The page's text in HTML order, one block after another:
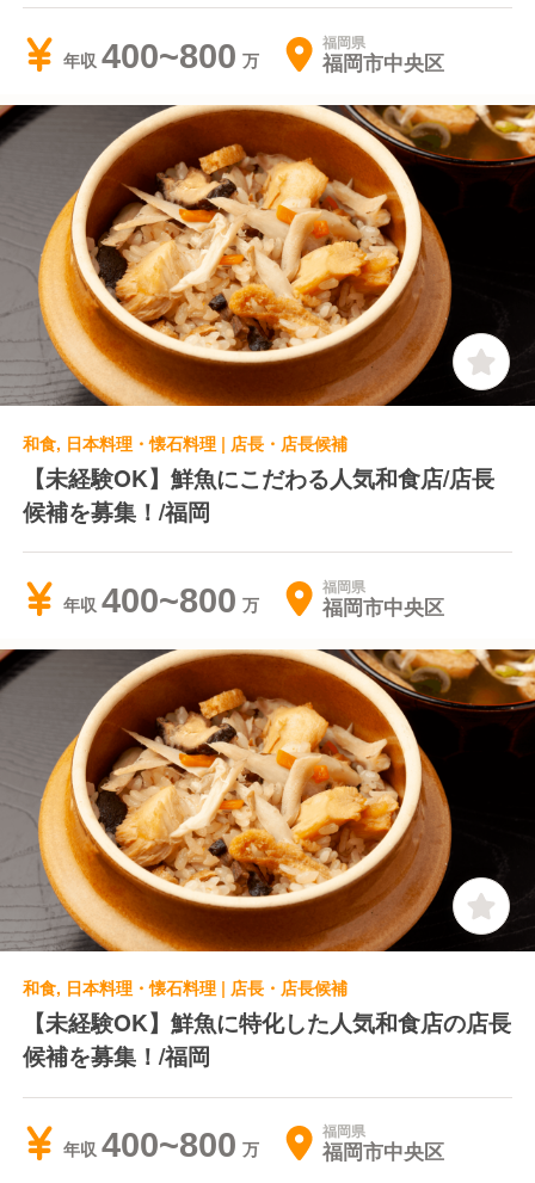
年収 400~800 福岡県
福岡市中央区
和食, 日本料理・懐石料理 | 店長・店長候補
【未経験OK】鮮魚にこだわる人気和食店/店長
候補を募集！/福岡
年収 400~800 福岡県
福岡市中央区
和食, 日本料理・懐石料理 | 店長・店長候補
【未経験OK】鮮魚に特化した人気和食店の店長
候補を募集！/福岡
年収 400~800 福岡県
福岡市中央区